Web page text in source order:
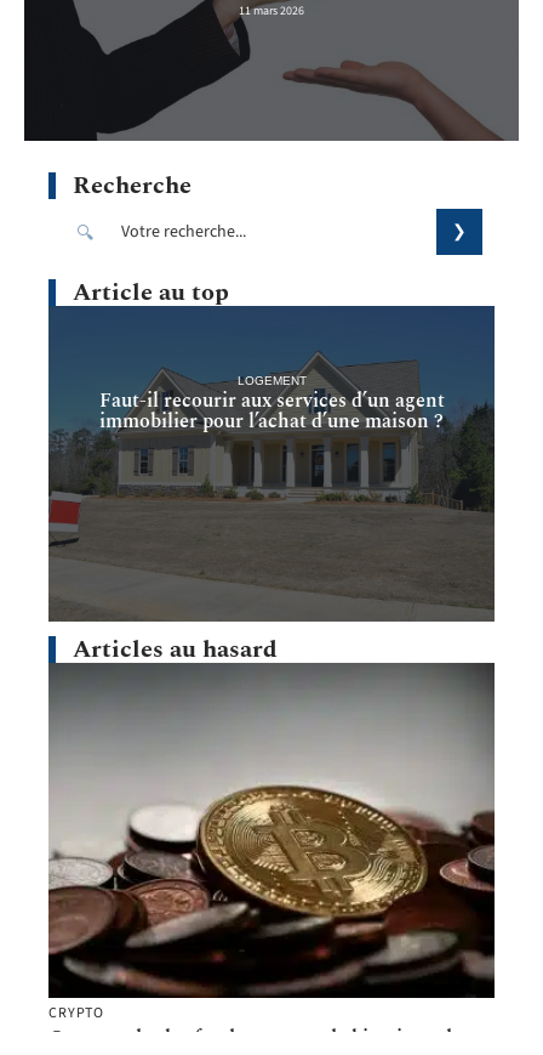
11 mars 2026
Recherche
Article au top
LOGEMENT
Faut-il recourir aux services d’un agent
immobilier pour l’achat d’une maison ?
Articles au hasard
CRYPTO
Comprendre les fondamentaux de bitcoin et des